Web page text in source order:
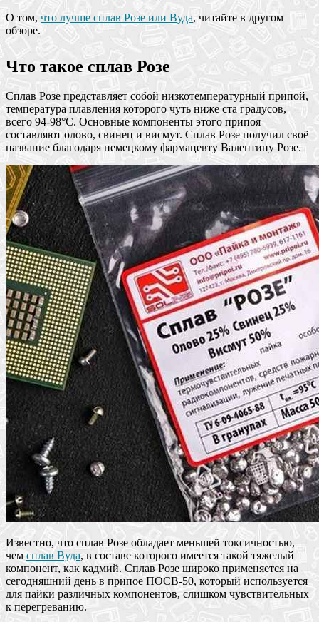
О том, что лучше сплав Розе или Вуда, читайте в другом
обзоре.
Что такое сплав Розе
Сплав Розе представляет собой низкотемпературный припой,
температура плавления которого чуть ниже ста градусов,
всего 94-98°C. Основные компоненты этого припоя
составляют олово, свинец и висмут. Сплав Розе получил своё
название благодаря немецкому фармацевту Валентину Розе.
Известно, что сплав Розе обладает меньшей токсичностью,
чем сплав Вуда, в составе которого имеется такой тяжелый
компонент, как кадмий. Сплав Розе широко применяется на
сегодняшний день в припое ПОСВ-50, который используется
для пайки различных компонентов, слишком чувствительных
к перегреванию.